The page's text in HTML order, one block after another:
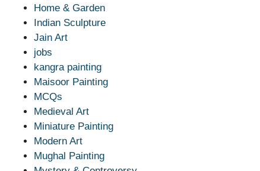
Home & Garden
Indian Sculpture
Jain Art
jobs
kangra painting
Maisoor Painting
MCQs
Medieval Art
Miniature Painting
Modern Art
Mughal Painting